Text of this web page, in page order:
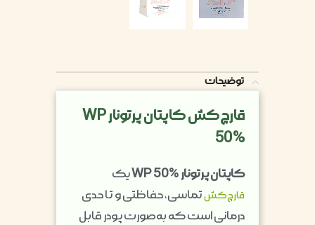
توضیحات
قارچ‌کش کاپتان پرتونار WP
50%
کاپتان پرتونار WP 50% یک
قارچ‌کشتماسی، حفاظتی و تا حدی
درمانی است که به‌صورت پودر قابل